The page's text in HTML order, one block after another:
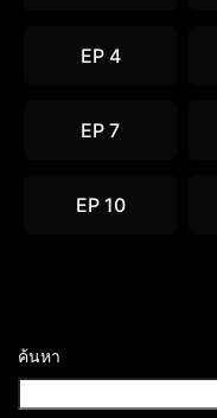
EP 4
EP 7
EP 10
ค้นหา